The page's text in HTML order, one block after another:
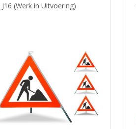
J16 (Werk in Uitvoering)